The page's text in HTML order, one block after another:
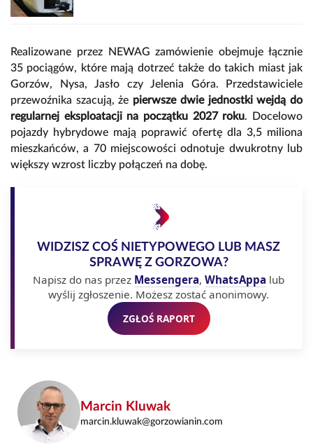
Realizowane przez NEWAG zamówienie obejmuje łącznie
35 pociągów, które mają dotrzeć także do takich miast jak
Gorzów, Nysa, Jasło czy Jelenia Góra. Przedstawiciele
przewoźnika szacują, że pierwsze dwie jednostki wejdą do
regularnej eksploatacji na początku 2027 roku. Docelowo
pojazdy hybrydowe mają poprawić ofertę dla 3,5 miliona
mieszkańców, a 70 miejscowości odnotuje dwukrotny lub
większy wzrost liczby połączeń na dobę.
WIDZISZ COŚ NIETYPOWEGO LUB MASZ
SPRAWĘ Z GORZOWA?
Napisz do nas przez Messengera, WhatsAppa lub
wyślij zgłoszenie. Możesz zostać anonimowy.
ZGŁOŚ RAPORT
Marcin Kluwak
marcin.kluwak@gorzowianin.com